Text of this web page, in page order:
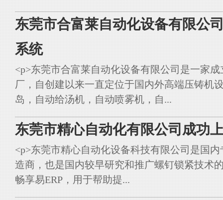
东莞市合富莱自动化设备有限公
系统
<p>东莞市合富莱自动化设备有限公司是一家
厂，自创建以来一直定位于国内外高端压铸机
岛，自动给汤机，自动喷雾机，自...
东莞市精心自动化有限公司成功
<p>东莞市精心自动化设备科技有限公司是国
造商，也是国内较早研究和推广螺钉锁紧技术
畅享易ERP，用于帮助提...